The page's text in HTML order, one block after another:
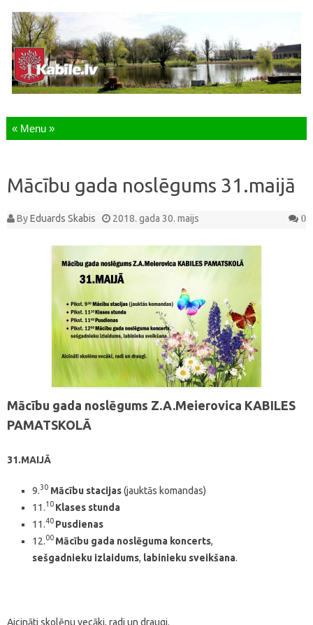
Skip to content
Mācību gada noslēgums 31.maijā
ByEduards Skabis 2018. gada 30. maijs 0
Mācību gada noslēgums Z.A.Meierovica KABILES
PAMATSKOLĀ
31.MAIJĀ
9.30 Mācību stacijas(jauktās komandas)
11.10 Klases stunda
11.40 Pusdienas
12.00 Mācību gada noslēguma koncerts,
sešgadnieku izlaidums, labinieku sveikšana.
Aicināti skolēnu vecāki, radi un draugi.